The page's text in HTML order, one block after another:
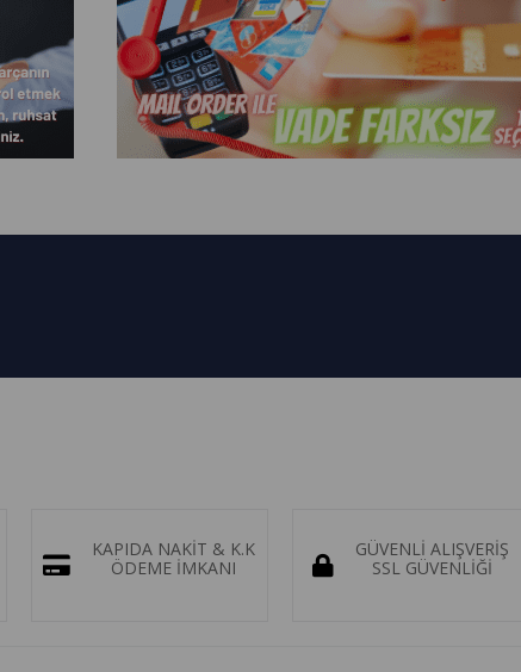
KAPIDA NAKİT & K.K
ÖDEME İMKANI
GÜVENLİ ALIŞVERİŞ
SSL GÜVENLİĞİ